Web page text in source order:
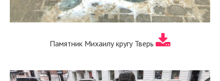
Памятник Михаилу кругу Тверь